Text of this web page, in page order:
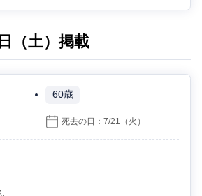
（土）掲載
60歳
死去の日：7/21 （火）